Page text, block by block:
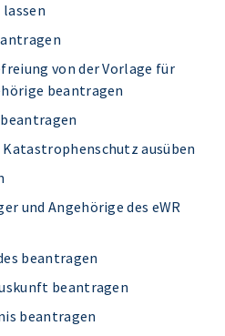
von der Vorlage für
beantragen
ausüben
und Angehörige des eWR
beantragen
beantragen
beantragen